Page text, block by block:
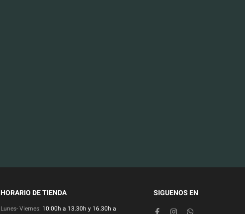
HORARIO DE TIENDA
Lunes- Viernes: 10:00h a 13.30h y 16.30h a
SIGUENOS EN